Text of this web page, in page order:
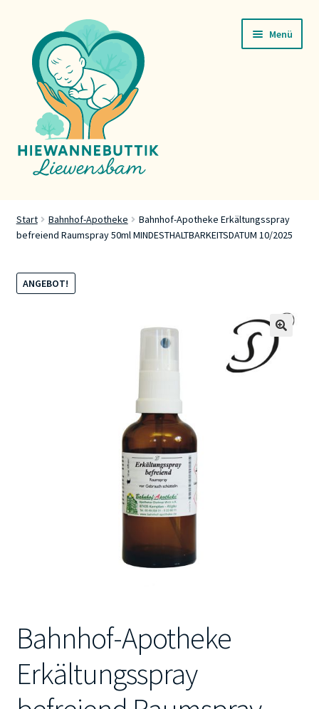
Navigation
springen
Inhalt
springen
Menü
Servicer
Buttik
Start Bahnhof-Apotheke
Bahnhof-Apotheke Erkältungsspray
befreiend Raumspray 50ml MINDESTHALTBARKEITSDATUM 10/2025
ANGEBOT!
🔍
Bahnhof-Apotheke
Erkältungsspray